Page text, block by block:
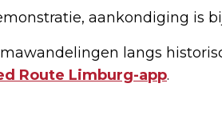
aankondiging is
langs
Route Limburg-app.